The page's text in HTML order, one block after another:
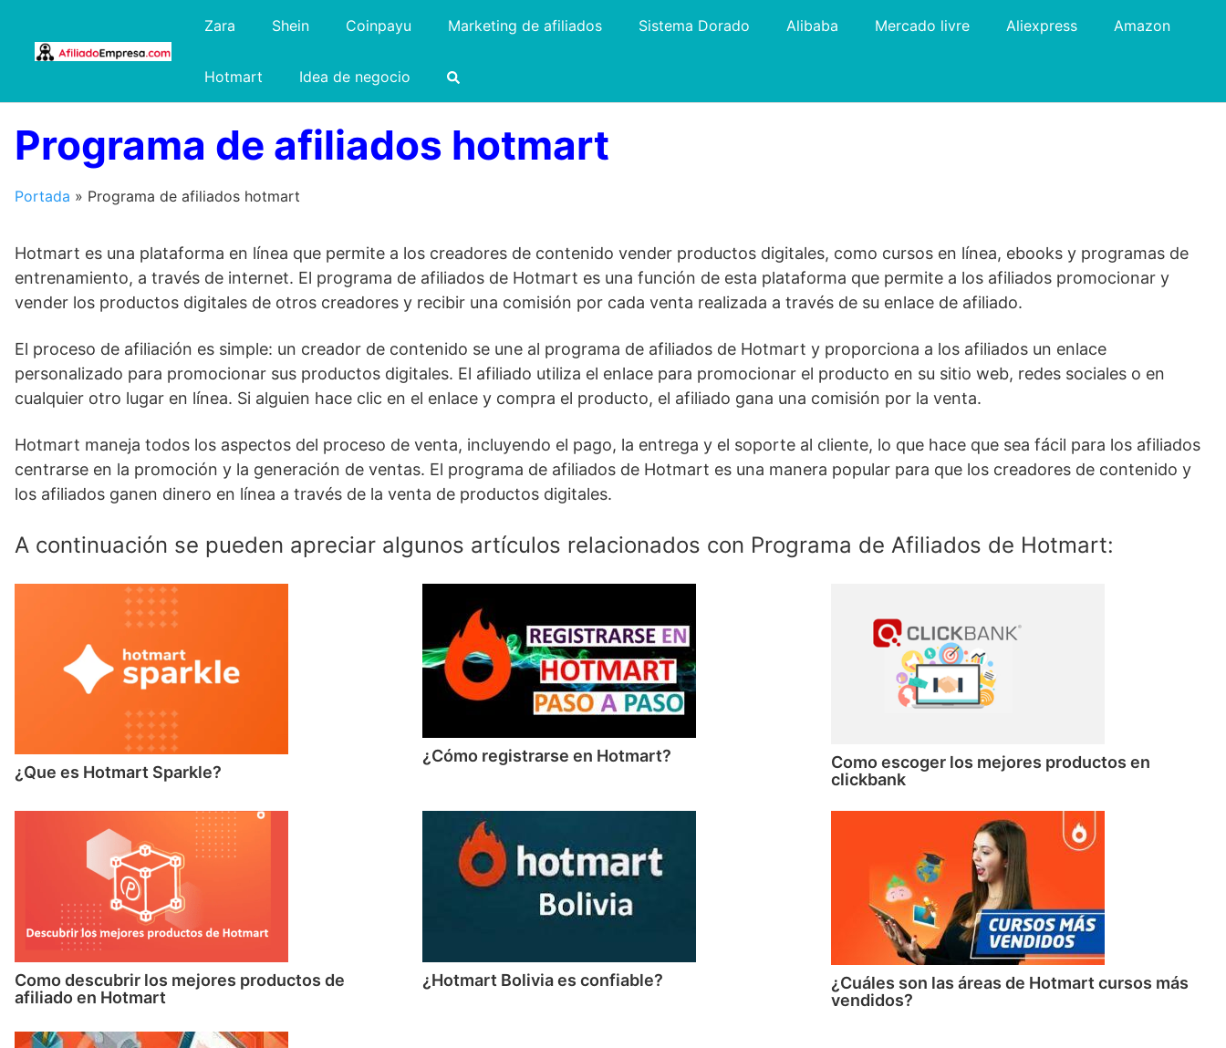
contenido
Zara Shein Coinpayu Marketing de afiliados Sistema Dorado Alibaba Mercado livre Aliexpress Amazon
Hotmart Idea de negocio
Programa de afiliados hotmart
Portada » Programa de afiliados hotmart
Hotmart es una plataforma en línea que permite a los creadores de contenido vender productos digitales, como cursos en línea, ebooks y programas de
entrenamiento, a través de internet. El programa de afiliados de Hotmart es una función de esta plataforma que permite a los afiliados promocionar y
vender los productos digitales de otros creadores y recibir una comisión por cada venta realizada a través de su enlace de afiliado.
El proceso de afiliación es simple: un creador de contenido se une al programa de afiliados de Hotmart y proporciona a los afiliados un enlace
personalizado para promocionar sus productos digitales. El afiliado utiliza el enlace para promocionar el producto en su sitio web, redes sociales o en
cualquier otro lugar en línea. Si alguien hace clic en el enlace y compra el producto, el afiliado gana una comisión por la venta.
Hotmart maneja todos los aspectos del proceso de venta, incluyendo el pago, la entrega y el soporte al cliente, lo que hace que sea fácil para los afiliados
centrarse en la promoción y la generación de ventas. El programa de afiliados de Hotmart es una manera popular para que los creadores de contenido y
los afiliados ganen dinero en línea a través de la venta de productos digitales.
A continuación se pueden apreciar algunos artículos relacionados con Programa de Afiliados de Hotmart:
¿Que es Hotmart Sparkle?
¿Cómo registrarse en Hotmart?
Como escoger los mejores productos en
clickbank
Como descubrir los mejores productos de
afiliado en Hotmart
¿Hotmart Bolivia es confiable?
¿Cuáles son las áreas de Hotmart cursos más
vendidos?